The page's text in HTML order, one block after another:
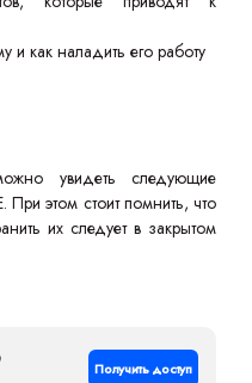
и как наладить его работу
увидеть следующие
этом стоит помнить, что
их следует в закрытом
Получить доступ